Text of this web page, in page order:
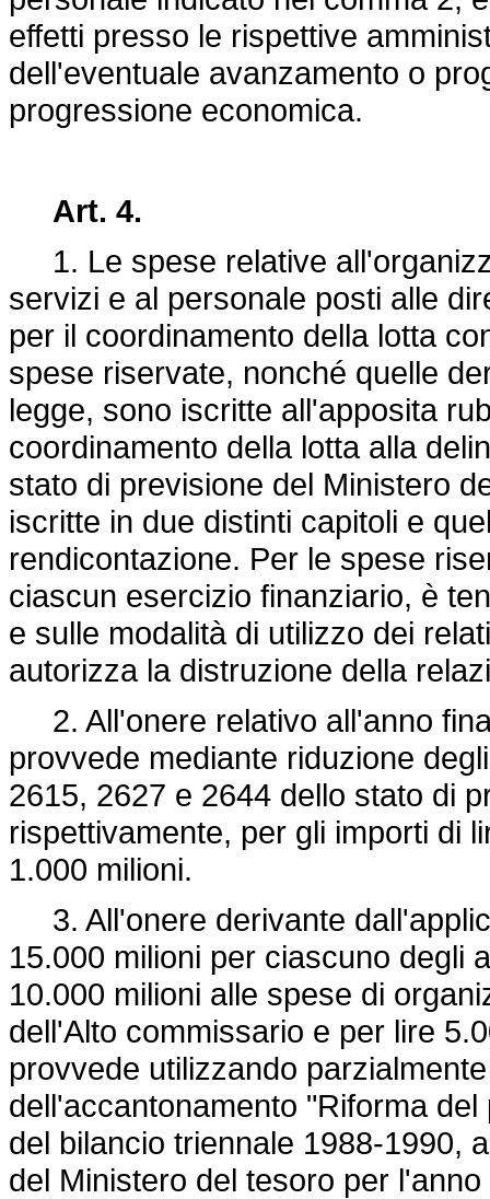
effetti presso le rispettive
dell'eventuale avanzamento o
progressione economica.
Art. 4.
1. Le spese relative
servizi e al personale posti alle
per il coordinamento della lotta
spese riservate, nonché quelle
legge, sono iscritte all'apposita
coordinamento della lotta alla
stato di previsione del Ministero
iscritte in due distinti capitoli e
rendicontazione. Per le spese
ciascun esercizio finanziario, è
e sulle modalità di utilizzo dei
autorizza la distruzione della
2. All'onere relativo all'anno
provvede mediante riduzione
2615, 2627 e 2644 dello stato di
rispettivamente, per gli importi di
1.000 milioni.
3. All'onere derivante
15.000 milioni per ciascuno degli
10.000 milioni alle spese di
dell'Alto commissario e per lire
provvede utilizzando
dell'accantonamento "Riforma
del bilancio triennale 1988-1990,
del Ministero del tesoro per